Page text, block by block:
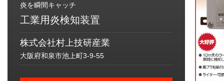
炎を瞬間キャッチ
工業用炎検知装置
株式会社村上技研産業
大阪府和泉市池上町3-9-55